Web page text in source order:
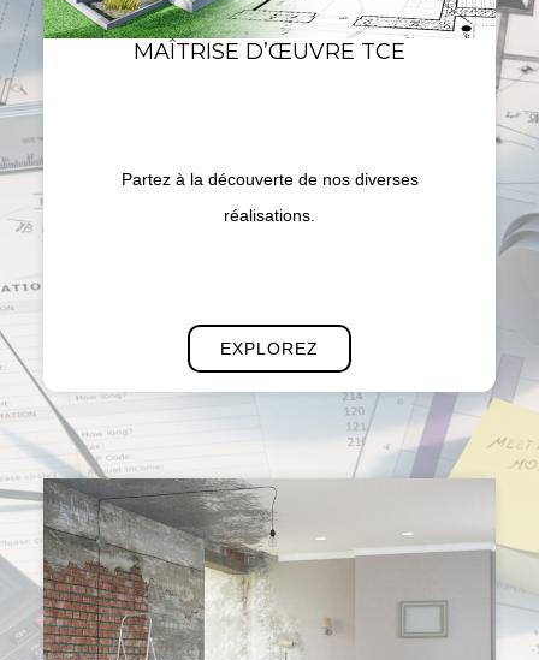
MAÎTRISE D’ŒUVRE TCE
Partez à la découverte de nos diverses
réalisations.
EXPLOREZ